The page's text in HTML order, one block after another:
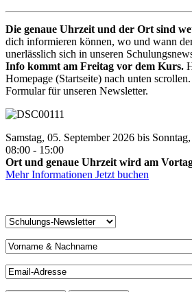
Die genaue Uhrzeit und der Ort sind
dich informieren können, wo und wann
unerlässlich sich in unseren
Info kommt am Freitag vor dem Kurs.
Homepage (Startseite) nach unten
Formular für unseren Newsletter.
Samstag, 05. September 2026 bis
08:00 - 15:00
Ort und genaue Uhrzeit wird am
Mehr Informationen Jetzt buchen